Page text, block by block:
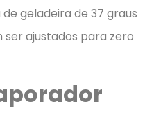
geladeira de 37 graus
ser ajustados para zero